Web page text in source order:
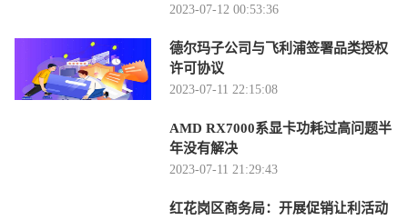
2023-07-12 00:53:36
德尔玛子公司与飞利浦签署品类授权
许可协议
2023-07-11 22:15:08
AMD RX7000系显卡功耗过高问题半
年没有解决
2023-07-11 21:29:43
红花岗区商务局：开展促销让利活动